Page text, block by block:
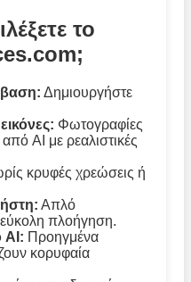
το
Δημιουργήστε
Φωτογραφίες
AI με ρεαλιστικές
κρυφές χρεώσεις ή
Απλό
πλοήγηση.
AI: Προηγμένα
κορυφαία